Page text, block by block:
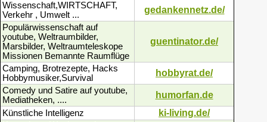
Wissenschaft,WIRTSCHAFT,
Verkehr , Umwelt ...
gedankennetz.de/
Populärwissenschaft auf
youtube, Weltraumbilder,
Marsbilder, Weltraumteleskope
Missionen Bemannte Raumflüge
guentinator.de/
Camping, Brotrezepte, Hacks
Hobbymusiker,Survival
hobbyrat.de/
Comedy und Satire auf youtube,
Mediatheken, ....
humorfan.de
Künstliche Intelligenz ki-living.de/